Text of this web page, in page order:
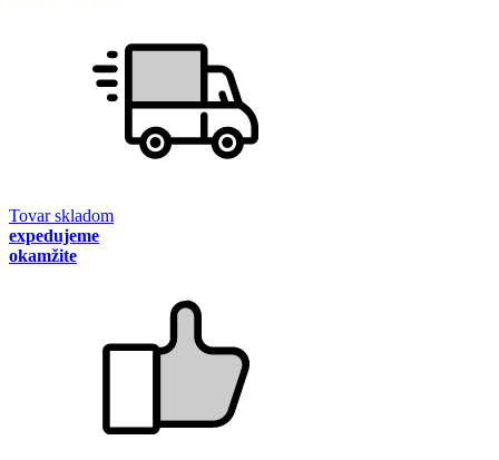
Tovar skladom
expedujeme
okamžite